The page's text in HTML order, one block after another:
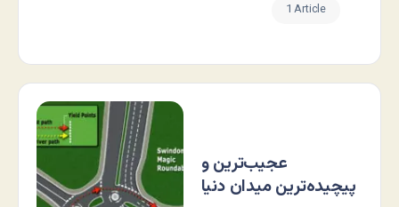
1 Article
عجیب‌ترین و
پیچیده‌ترین میدان دنیا